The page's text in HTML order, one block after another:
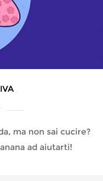
ma non sai cucire?
ad aiutarti!